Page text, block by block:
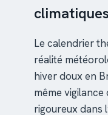
Le calendrier
réalité
hiver doux en
même vigilance
rigoureux dans